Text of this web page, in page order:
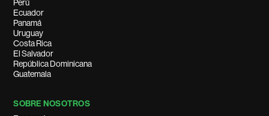
Perú
Ecuador
Panamá
Uruguay
Costa Rica
El Salvador
República Dominicana
Guatemala
SOBRE NOSOTROS